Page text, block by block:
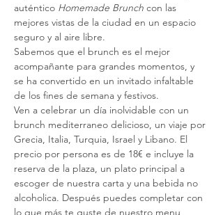
auténtico Homemade Brunch con las
mejores vistas de la ciudad en un espacio
seguro y al aire libre.
Sabemos que el brunch es el mejor
acompañante para grandes momentos, y
se ha convertido en un invitado infaltable
de los fines de semana y festivos.
Ven a celebrar un día inolvidable con un
brunch mediterraneo delicioso, un viaje por
Grecia, Italia, Turquia, Israel y Libano. El
precio por persona es de 18€ e incluye la
reserva de la plaza, un plato principal a
escoger de nuestra carta y una bebida no
alcoholica. Después puedes completar con
lo que más te guste de nuestro menu